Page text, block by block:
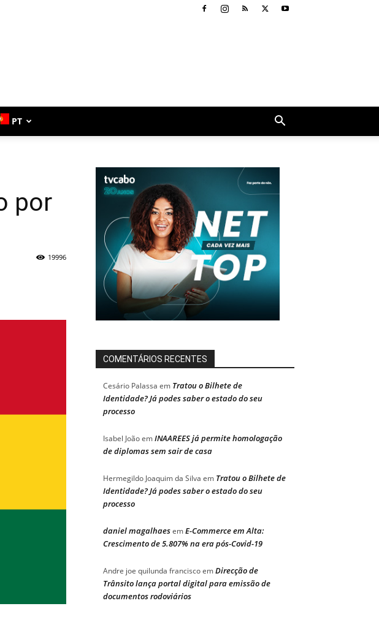
PT
por
19996
COMENTÁRIOS RECENTES
Cesário Palassa em Tratou o Bilhete de
Identidade? Já podes saber o estado do seu
processo
Isabel JoãoemINAAREES já permite homologação
de diplomas sem sair de casa
Hermegildo Joaquim da Silva em Tratou o Bilhete de
Identidade? Já podes saber o estado do seu
processo
daniel magalhaesemE-Commerce em Alta:
Crescimento de 5.807% na era pós-Covid-19
Andre joe quilunda franciscoemDirecção de
Trânsito lança portal digital para emissão de
documentos rodoviários